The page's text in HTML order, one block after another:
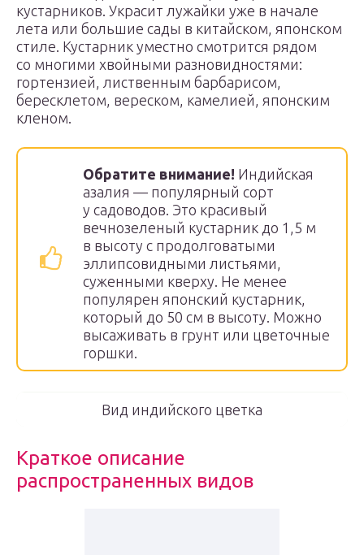
кустарников. Украсит лужайки уже в начале
лета или большие сады в китайском, японском
стиле. Кустарник уместно смотрится рядом
со многими хвойными разновидностями:
гортензией, лиственным барбарисом,
бересклетом, вереском, камелией, японским
кленом.
Обратите внимание! Индийская
азалия — популярный сорт
у садоводов. Это красивый
вечнозеленый кустарник до 1,5 м
в высоту с продолговатыми
эллипсовидными листьями,
суженными кверху. Не менее
популярен японский кустарник,
который до 50 см в высоту. Можно
высаживать в грунт или цветочные
горшки.
Вид индийского цветка
Краткое описание
распространенных видов